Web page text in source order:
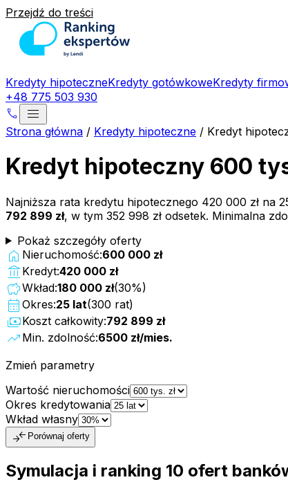
Przejdź do treści
Kredyty hipoteczneKredyty gotówkoweKredyty
+48 775 503 930
phone menu
Strona główna / Kredyty hipoteczne / Kredyt
Kredyt hipoteczny 600
Najniższa rata kredytu hipotecznego 420 000 zł na
792 899 zł, w tym 352 998 zł odsetek. Minimalna
Pokaż szczegóły oferty
home Nieruchomość:600 000 zł
account_balance Kredyt:420 000 zł
savingsWkład:180 000 zł(30%)
calendar_month Okres:25 lat(300 rat)
paymentsKoszt całkowity:792 899 zł
trending_up Min. zdolność:6500 zł/mies.
Zmień parametry
Wartość nieruchomości
Okres kredytowania
Wkład własny
compare_arrows Porównaj oferty
Symulacja i ranking 10 ofert